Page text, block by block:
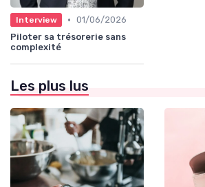
Interview • 01/06/2026
Piloter sa trésorerie sans
complexité
Les plus lus